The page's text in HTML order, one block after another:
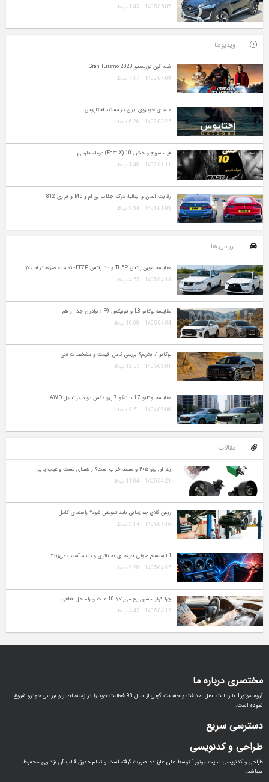
1405-05-07 | 1:43 ب.ظ
ویدیوها
فیلم گرن توریسمو Gran Turismo 2023
1402-07-09 | 7:17 ب.ظ
مافیای خودروی ایران در مستند اختاپوس
1402-03-25 | 6:26 ب.ظ
فیلم سریع و خشن 10 (Fast X) دوبله فارسی
1402-03-11 | 1:48 ب.ظ
رقابت آلمان و ایتالیا؛ درگ جذاب بی ام و M5 و فراری 812
1401-01-03 | 9:34 ب.ظ
بررسی ها
مقایسه سورن پلاس TU5P و دنا پلاس EF7P؛ کدام به‌ صرفه‌ تر است؟
1405-04-13 | 4:55 ب.ظ
مقایسه لوکانو L8 و فونیکس F9 ؛ برادران جدا از هم
1405-04-04 | 10:00 ب.ظ
لوکانو 7 بخریم؟ بررسی کامل، قیمت و مشخصات فنی
1405-03-01 | 12:55 ب.ظ
مقایسه لوکانو L7 با تیگو 7 پرو مکس دو دیفرانسیل AWD
1404-09-06 | 9:51 ب.ظ
مقالات
رله فن پژو ۴۰۵ و سمند خراب است؟ راهنمای تست و عیب‌ یابی
1405-04-21 | 11:04 ب.ظ
روغن کلاچ چه زمانی باید تعویض شود؟ راهنمای کامل
1405-04-16 | 3:14 ب.ظ
آیا سیستم صوتی حرفه‌ ای به باتری و دینام آسیب می‌زند؟
1405-04-15 | 9:20 ب.ظ
چرا کولر ماشین یخ می‌زند؟ 10 علت و راه‌ حل قطعی
1405-04-12 | 4:42 ب.ظ
مختصری درباره ما
گروه موتور1 با رعایت اصل صداقت و حقیقت گویی از سال 98 فعالیت خود را در زمینه اخبار و بررسی خودرو شروع
نموده است.
دسترسی سریع
طراحی و کدنویسی
طراحی و کدنویسی سایت موتور1 توسط علی علیزاده صورت گرفته است و تمام حقوق قالب آن نزد وی محفوظ
میباشد.